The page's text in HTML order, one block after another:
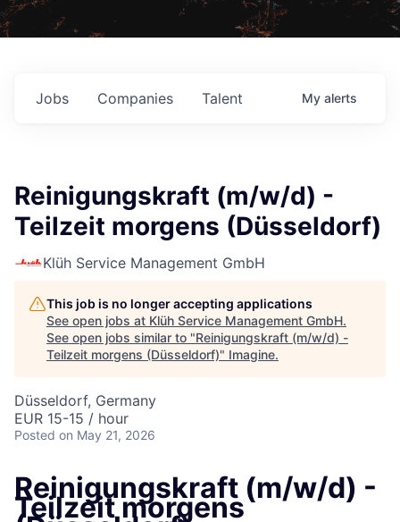
Jobs Companies Talent My alerts
Reinigungskraft (m/w/d) -
Teilzeit morgens (Düsseldorf)
Klüh Service Management GmbH
This job is no longer accepting applications
See open jobs at Klüh Service Management GmbH.
See open jobs similar to "Reinigungskraft (m/w/d) -
Teilzeit morgens (Düsseldorf)" Imagine.
Düsseldorf, Germany
EUR 15-15 / hour
Posted on May 21, 2026
Reinigungskraft (m/w/d) -
Teilzeit morgens